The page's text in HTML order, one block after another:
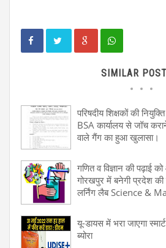
SIMILAR
परिषदीय शिक्षकों की
BSA कार्यालय से जॉच
वाले गैंग का हुआ खुलासा।
गणित व विज्ञान की पढ़ाई
गोरखपुर में बनेगी प्रदेश
लर्निंग लैब Science &
यू-डायस में भरा जाएगा
ब्योरा